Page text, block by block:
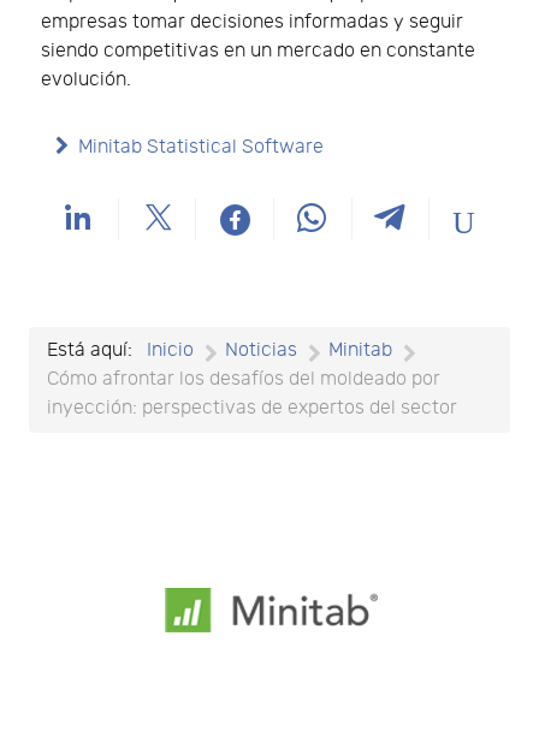
empresas tomar decisiones informadas y seguir
siendo competitivas en un mercado en constante
evolución.
Minitab Statistical Software
Está aquí: Inicio Noticias
Minitab
Cómo afrontar los desafíos del moldeado por
inyección: perspectivas de expertos del sector